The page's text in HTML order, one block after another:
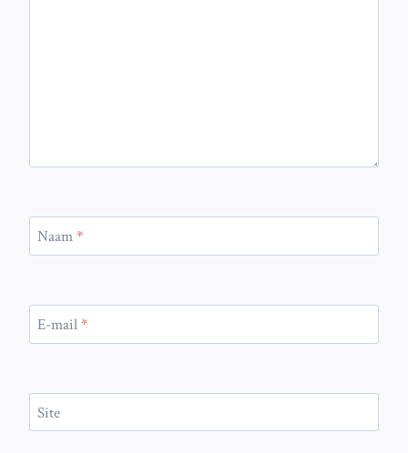
Naam*
E-mail*
Site